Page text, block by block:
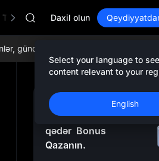
Gala
AAOI
SPCX rises despite lock-up
GOLD(XAU)
SKYAI
UNITREE STAR Market
SPCX rises despite lock-up
Daxil olun
Select your language to see
content relevant to your
English
gündəlik airdroplar, dünyada ən
Qeydiyyatdan Keçin
və 10.000USDT -ə
qədər Bonus
Qazanın.